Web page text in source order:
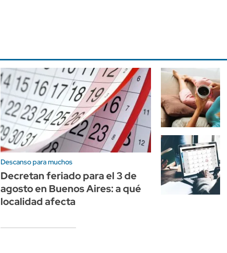
Descanso para muchos
Decretan feriado para el 3 de
agosto en Buenos Aires: a qué
localidad afecta